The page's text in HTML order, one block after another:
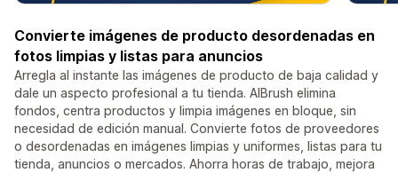
Convierte imágenes de producto desordenadas en
fotos limpias y listas para anuncios
Arregla al instante las imágenes de producto de baja calidad y
dale un aspecto profesional a tu tienda. AIBrush elimina
fondos, centra productos y limpia imágenes en bloque, sin
necesidad de edición manual. Convierte fotos de proveedores
o desordenadas en imágenes limpias y uniformes, listas para tu
tienda, anuncios o mercados. Ahorra horas de trabajo, mejora